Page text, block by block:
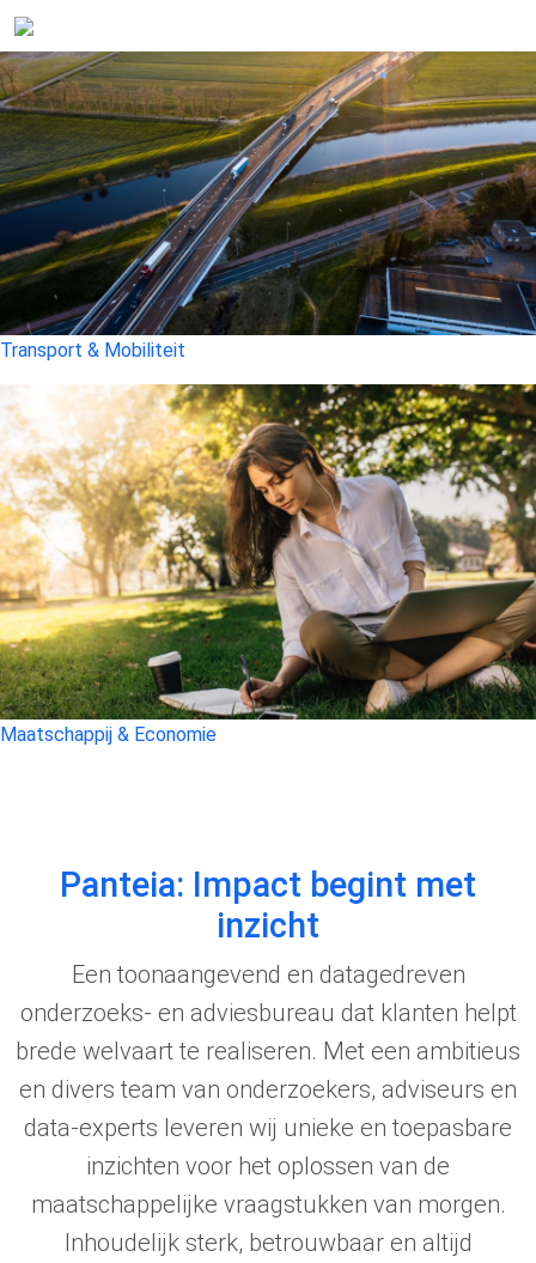
Transport & Mobiliteit
Maatschappij & Economie
Panteia: Impact begint met
inzicht
Een toonaangevend en datagedreven
onderzoeks- en adviesbureau dat klanten helpt
brede welvaart te realiseren. Met een ambitieus
en divers team van onderzoekers, adviseurs en
data-experts leveren wij unieke en toepasbare
inzichten voor het oplossen van de
maatschappelijke vraagstukken van morgen.
Inhoudelijk sterk, betrouwbaar en altijd